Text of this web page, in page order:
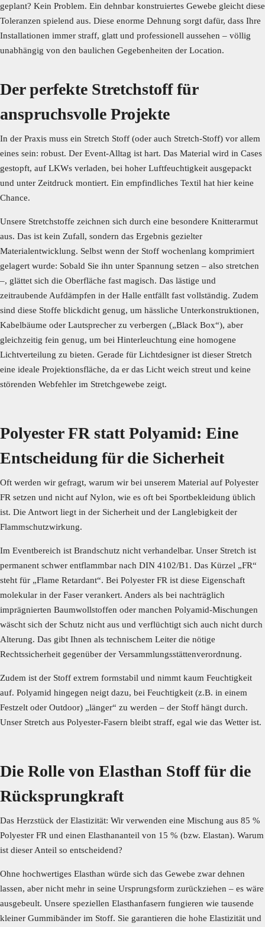
geplant? Kein Problem. Ein dehnbar konstruiertes Gewebe gleicht diese
Toleranzen spielend aus. Diese enorme Dehnung sorgt dafür, dass Ihre
Installationen immer straff, glatt und professionell aussehen – völlig
unabhängig von den baulichen Gegebenheiten der Location.
Der perfekte Stretchstoff für
anspruchsvolle Projekte
In der Praxis muss ein Stretch Stoff (oder auch Stretch-Stoff) vor allem
eines sein: robust. Der Event-Alltag ist hart. Das Material wird in Cases
gestopft, auf LKWs verladen, bei hoher Luftfeuchtigkeit ausgepackt
und unter Zeitdruck montiert. Ein empfindliches Textil hat hier keine
Chance.
Unsere Stretchstoffe zeichnen sich durch eine besondere Knitterarmut
aus. Das ist kein Zufall, sondern das Ergebnis gezielter
Materialentwicklung. Selbst wenn der Stoff wochenlang komprimiert
gelagert wurde: Sobald Sie ihn unter Spannung setzen – also stretchen
–, glättet sich die Oberfläche fast magisch. Das lästige und
zeitraubende Aufdämpfen in der Halle entfällt fast vollständig. Zudem
sind diese Stoffe blickdicht genug, um hässliche Unterkonstruktionen,
Kabelbäume oder Lautsprecher zu verbergen („Black Box“), aber
gleichzeitig fein genug, um bei Hinterleuchtung eine homogene
Lichtverteilung zu bieten. Gerade für Lichtdesigner ist dieser Stretch
eine ideale Projektionsfläche, da er das Licht weich streut und keine
störenden Webfehler im Stretchgewebe zeigt.
Polyester FR statt Polyamid: Eine
Entscheidung für die Sicherheit
Oft werden wir gefragt, warum wir bei unserem Material auf Polyester
FR setzen und nicht auf Nylon, wie es oft bei Sportbekleidung üblich
ist. Die Antwort liegt in der Sicherheit und der Langlebigkeit der
Flammschutzwirkung.
Im Eventbereich ist Brandschutz nicht verhandelbar. Unser Stretch ist
permanent schwer entflammbar nach DIN 4102/B1. Das Kürzel „FR“
steht für „Flame Retardant“. Bei Polyester FR ist diese Eigenschaft
molekular in der Faser verankert. Anders als bei nachträglich
imprägnierten Baumwollstoffen oder manchen Polyamid-Mischungen
wäscht sich der Schutz nicht aus und verflüchtigt sich auch nicht durch
Alterung. Das gibt Ihnen als technischem Leiter die nötige
Rechtssicherheit gegenüber der Versammlungsstättenverordnung.
Zudem ist der Stoff extrem formstabil und nimmt kaum Feuchtigkeit
auf. Polyamid hingegen neigt dazu, bei Feuchtigkeit (z.B. in einem
Festzelt oder Outdoor) „länger“ zu werden – der Stoff hängt durch.
Unser Stretch aus Polyester-Fasern bleibt straff, egal wie das Wetter ist.
Die Rolle von Elasthan Stoff für die
Rücksprungkraft
Das Herzstück der Elastizität: Wir verwenden eine Mischung aus 85 %
Polyester FR und einen Elasthananteil von 15 % (bzw. Elastan). Warum
ist dieser Anteil so entscheidend?
Ohne hochwertiges Elasthan würde sich das Gewebe zwar dehnen
lassen, aber nicht mehr in seine Ursprungsform zurückziehen – es wäre
ausgebeult. Unsere speziellen Elasthanfasern fungieren wie tausende
kleiner Gummibänder im Stoff. Sie garantieren die hohe Elastizität und